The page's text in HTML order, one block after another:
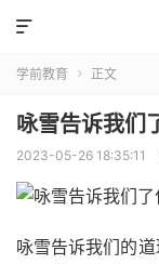

学前教育  正文
咏雪告诉我们
2023-05-26 18:35:11
咏雪告诉我们的